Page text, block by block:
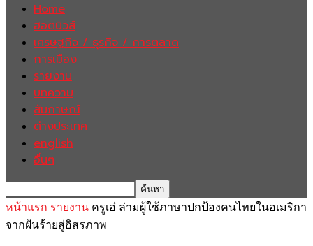
Home
ฮอตนิวส์
เศรษฐกิจ / ธุรกิจ / การตลาด
การเมือง
รายงาน
บทความ
สัมภาษณ์
ต่างประเทศ
english
อื่นๆ
หน้าแรก รายงาน ครูเอ๋ ล่ามผู้ใช้ภาษาปกป้องคนไทยในอเมริกา
จากฝันร้ายสู่อิสรภาพ